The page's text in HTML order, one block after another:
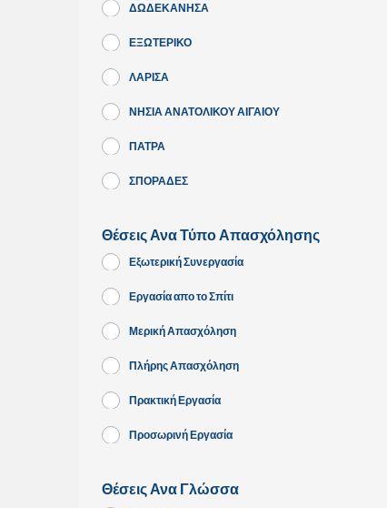
ΔΩΔΕΚΑΝΗΣΑ
ΕΞΩΤΕΡΙΚΟ
ΛΑΡΙΣΑ
ΝΗΣΙΑ ΑΝΑΤΟΛΙΚΟΥ ΑΙΓΑΙΟΥ
ΠΑΤΡΑ
ΣΠΟΡΑΔΕΣ
Θέσεις Ανα Τύπο Απασχόλησης
Εξωτερική Συνεργασία
Εργασία απο το Σπίτι
Μερική Απασχόληση
Πλήρης Απασχόληση
Πρακτική Εργασία
Προσωρινή Εργασία
Θέσεις Ανα Γλώσσα